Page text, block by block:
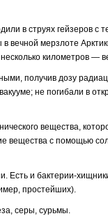
в струях гейзеров с
вечной мерзлоте
километров —
получив дозу
не погибали в
вещества,
вещества с помощью
Есть и бактерии-
простейших).
серы, сурьмы.